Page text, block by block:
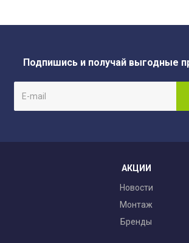
Подпишись и получай выгодные
АКЦИИ
Новости
Монтаж
Бренды